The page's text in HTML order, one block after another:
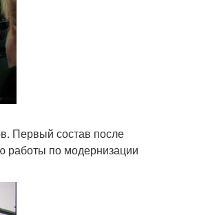
Первый состав после
работы по модернизации